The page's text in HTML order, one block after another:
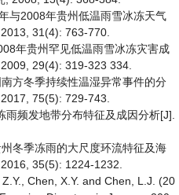
与2008年贵州低温雨雪冰冻天气
31(4): 763-770.
年贵州罕见低温雨雪冰冻灾害成
29(4): 319-323 334.
方冬季持续性温湿异常事件的分
75(5): 729-743.
频发地带分布特征及成因分析[J].
冬季冻雨的大尺度环流特征及海
35(5): 1224-1232.
Chen, X.Y. and Chen, L.J. (20